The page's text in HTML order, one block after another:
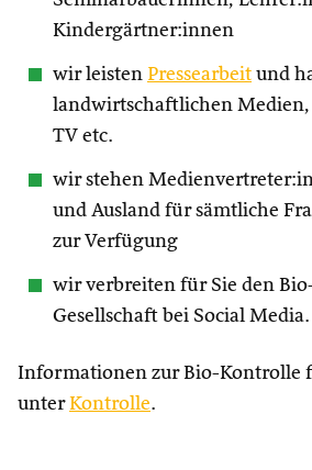
Kindergärtner:innen
wir leisten Pressearbeit und
landwirtschaftlichen
TV etc.
wir stehen
und Ausland für sämtliche
zur Verfügung
wir verbreiten für Sie den
Gesellschaft bei Social Media.
Informationen zur Bio-Kontrolle
unterKontrolle.